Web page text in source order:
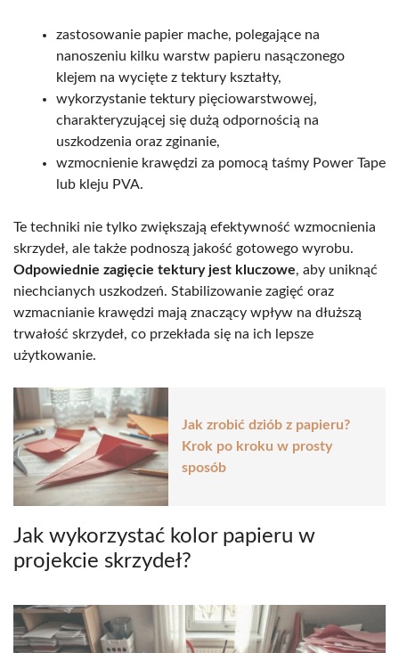
zastosowanie papier mache, polegające na
nanoszeniu kilku warstw papieru nasączonego
klejem na wycięte z tektury kształty,
wykorzystanie tektury pięciowarstwowej,
charakteryzującej się dużą odpornością na
uszkodzenia oraz zginanie,
wzmocnienie krawędzi za pomocą taśmy Power Tape
lub kleju PVA.
Te techniki nie tylko zwiększają efektywność wzmocnienia
skrzydeł, ale także podnoszą jakość gotowego wyrobu.
Odpowiednie zagięcie tektury jest kluczowe, aby uniknąć
niechcianych uszkodzeń. Stabilizowanie zagięć oraz
wzmacnianie krawędzi mają znaczący wpływ na dłuższą
trwałość skrzydeł, co przekłada się na ich lepsze
użytkowanie.
Jak zrobić dziób z papieru?
Krok po kroku w prosty
sposób
Jak wykorzystać kolor papieru w
projekcie skrzydeł?